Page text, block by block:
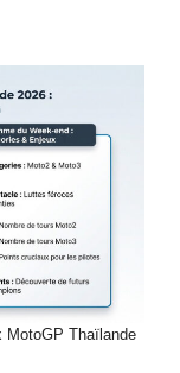
MotoGP Thaïlande